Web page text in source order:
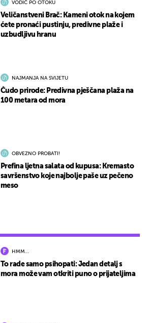
HMM…
To rade samo psihopati: Jedan detalj s
mora može vam otkriti puno o prijateljima
VODIČ PO OTOKU
Veličanstveni Brač: Kameni otok na kojem
ćete pronaći pustinju, predivne plaže i
uzbudljivu hranu
NAJMANJA NA SVIJETU
Čudo prirode: Predivna pješčana plaža na
100 metara od mora
OBVEZNO PROBATI!
Prefina ljetna salata od kupusa: Kremasto
savršenstvo koje najbolje paše uz pečeno
meso